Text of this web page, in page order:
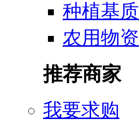
种植基质
农用物资
推荐商家
我要求购